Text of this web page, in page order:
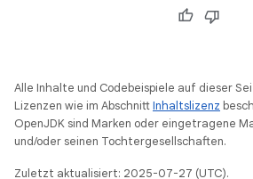
Alle Inhalte und Codebeispiele auf dieser
Lizenzen wie im AbschnittInhaltslizenz
OpenJDK sind Marken oder eingetragene
und/oder seinen Tochtergesellschaften.
Zuletzt aktualisiert: 2025-07-27 (UTC).